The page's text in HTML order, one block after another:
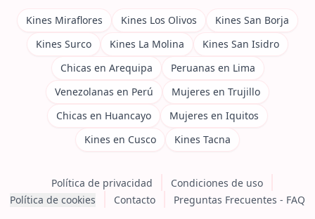
Kines Miraflores Kines Los Olivos
Kines San Borja
Kines Surco
Kines La Molina
Kines San Isidro
Chicas en Arequipa
Peruanas en Lima
Venezolanas en Perú
Mujeres en Trujillo
Chicas en Huancayo
Mujeres en Iquitos
Kines en Cusco
Kines Tacna
Política de privacidad
Condiciones de uso
Política de cookies
Contacto Preguntas Frecuentes - FAQ